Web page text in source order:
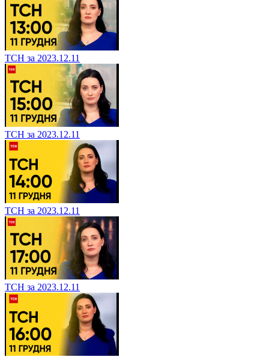
ТСН за 2023.12.11
ТСН за 2023.12.11
ТСН за 2023.12.11
ТСН за 2023.12.11